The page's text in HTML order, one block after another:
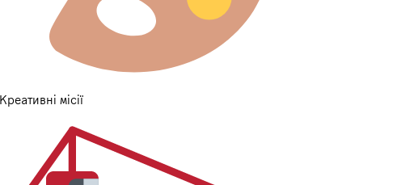
Креативні місії